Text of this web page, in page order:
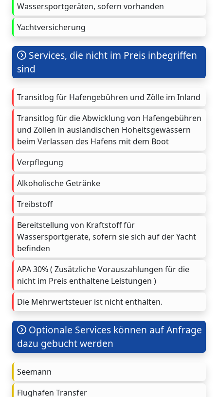
Wassersportgeräten, sofern vorhanden
Yachtversicherung
Services, die nicht im Preis inbegriffen
sind
Transitlog für Hafengebühren und Zölle im Inland
Transitlog für die Abwicklung von Hafengebühren
und Zöllen in ausländischen Hoheitsgewässern
beim Verlassen des Hafens mit dem Boot
Verpflegung
Alkoholische Getränke
Treibstoff
Bereitstellung von Kraftstoff für
Wassersportgeräte, sofern sie sich auf der Yacht
befinden
APA 30% ( Zusätzliche Vorauszahlungen für die
nicht im Preis enthaltene Leistungen )
Die Mehrwertsteuer ist nicht enthalten.
Optionale Services können auf Anfrage
dazu gebucht werden
Seemann
Flughafen Transfer